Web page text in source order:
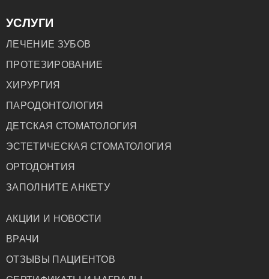
УСЛУГИ
ЛЕЧЕНИЕ ЗУБОВ
ПРОТЕЗИРОВАНИЕ
ХИРУРГИЯ
ПАРОДОНТОЛОГИЯ
ДЕТСКАЯ СТОМАТОЛОГИЯ
ЭСТЕТИЧЕСКАЯ СТОМАТОЛОГИЯ
ОРТОДОНТИЯ
ЗАПОЛНИТЕ АНКЕТУ
АКЦИИ И НОВОСТИ
ВРАЧИ
ОТЗЫВЫ ПАЦИЕНТОВ